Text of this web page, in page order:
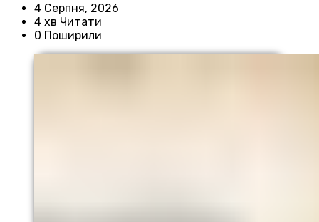
4 Серпня, 2026
4 хв Читати
0 Поширили